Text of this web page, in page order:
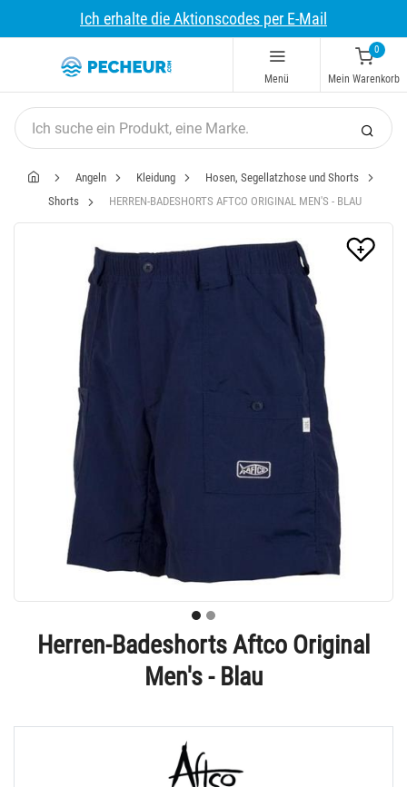
Ich erhalte die Aktionscodes per E-Mail
Menü
0
Mein Warenkorb
Angeln Kleidung
Hosen, Segellatzhose und Shorts
Shorts
HERREN-BADESHORTS AFTCO ORIGINAL MEN'S - BLAU
Herren-Badeshorts Aftco Original
Men's - Blau